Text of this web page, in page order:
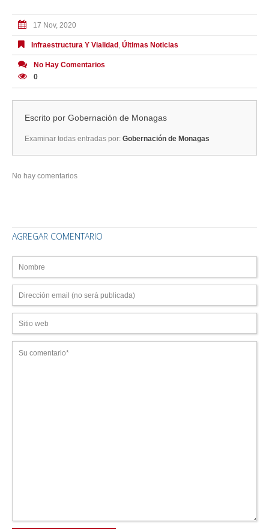
17 Nov, 2020
Infraestructura Y Vialidad , Últimas Noticias
No Hay Comentarios
0
Escrito por Gobernación de Monagas
Examinar todas entradas por: Gobernación de Monagas
No hay comentarios
AGREGAR COMENTARIO